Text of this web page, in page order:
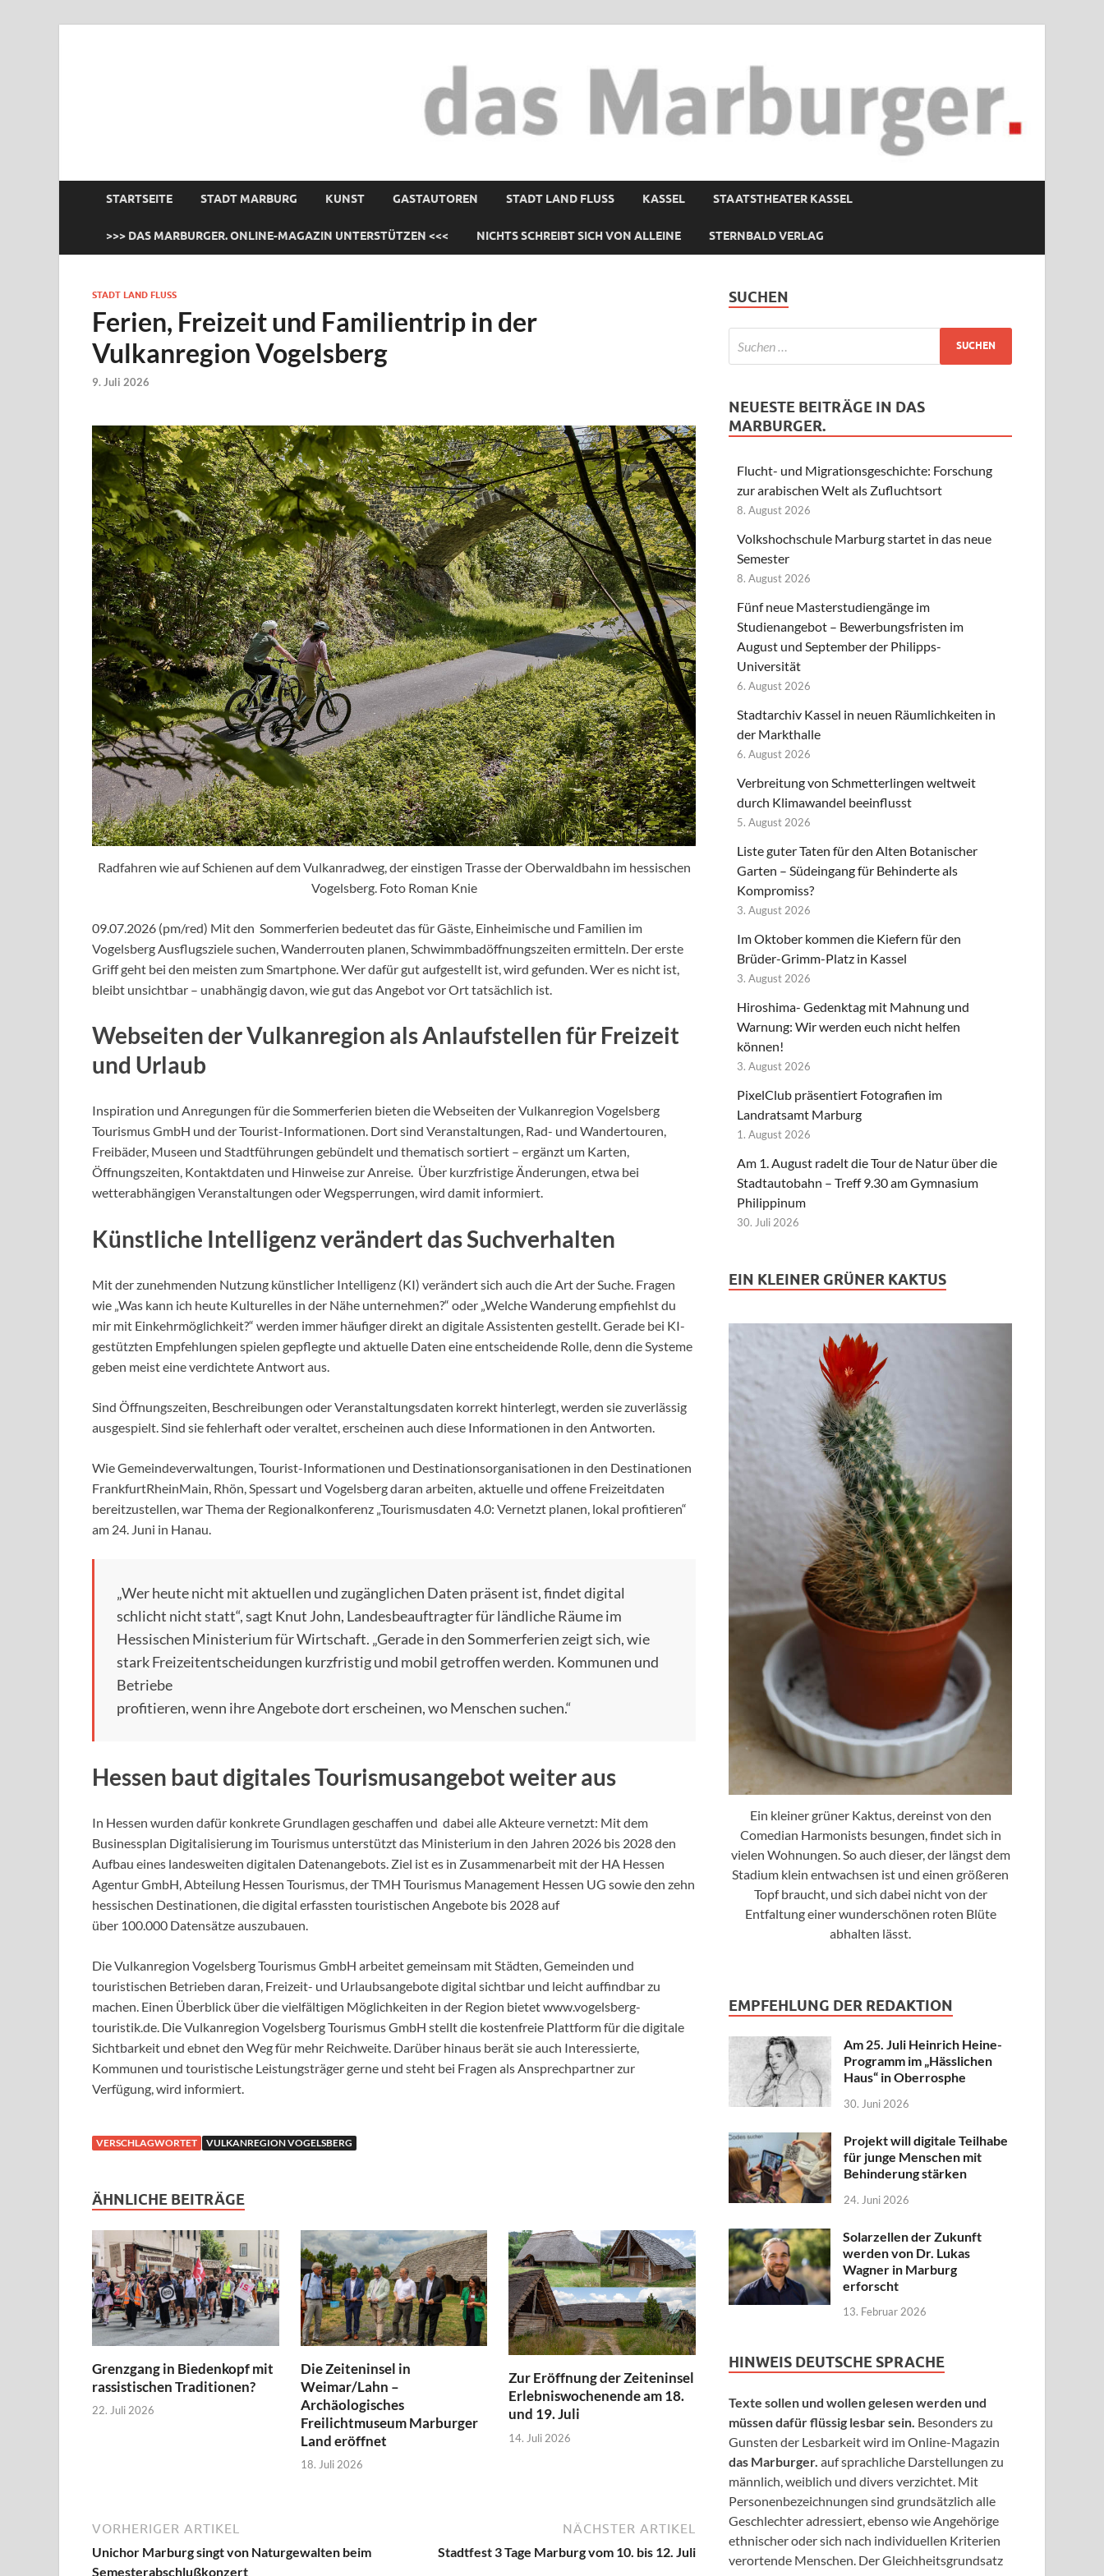
STARTSEITE STADT MARBURG KUNST GASTAUTOREN STADT LAND FLUSS KASSEL STAATSTHEATER KASSEL
>>> DAS MARBURGER. ONLINE-MAGAZIN UNTERSTÜTZEN <<< NICHTS SCHREIBT SICH VON ALLEINE STERNBALD VERLAG
STADT LAND FLUSS
Ferien, Freizeit und Familientrip in der
Vulkanregion Vogelsberg
9. Juli 2026
Radfahren wie auf Schienen auf dem Vulkanradweg, der einstigen Trasse der Oberwaldbahn im hessischen
Vogelsberg. Foto Roman Knie
09.07.2026 (pm/red) Mit den Sommerferien bedeutet das für Gäste, Einheimische und Familien im
Vogelsberg Ausflugsziele suchen, Wanderrouten planen, Schwimmbadöffnungszeiten ermitteln. Der erste
Griff geht bei den meisten zum Smartphone. Wer dafür gut aufgestellt ist, wird gefunden. Wer es nicht ist,
bleibt unsichtbar – unabhängig davon, wie gut das Angebot vor Ort tatsächlich ist.
Webseiten der Vulkanregion als Anlaufstellen für Freizeit
und Urlaub
Inspiration und Anregungen für die Sommerferien bieten die Webseiten der Vulkanregion Vogelsberg
Tourismus GmbH und der Tourist-Informationen. Dort sind Veranstaltungen, Rad- und Wandertouren,
Freibäder, Museen und Stadtführungen gebündelt und thematisch sortiert – ergänzt um Karten,
Öffnungszeiten, Kontaktdaten und Hinweise zur Anreise. Über kurzfristige Änderungen, etwa bei
wetterabhängigen Veranstaltungen oder Wegsperrungen, wird damit informiert.
Künstliche Intelligenz verändert das Suchverhalten
Mit der zunehmenden Nutzung künstlicher Intelligenz (KI) verändert sich auch die Art der Suche. Fragen
wie „Was kann ich heute Kulturelles in der Nähe unternehmen?“ oder „Welche Wanderung empfiehlst du
mir mit Einkehrmöglichkeit?“ werden immer häufiger direkt an digitale Assistenten gestellt. Gerade bei KI-
gestützten Empfehlungen spielen gepflegte und aktuelle Daten eine entscheidende Rolle, denn die Systeme
geben meist eine verdichtete Antwort aus.
Sind Öffnungszeiten, Beschreibungen oder Veranstaltungsdaten korrekt hinterlegt, werden sie zuverlässig
ausgespielt. Sind sie fehlerhaft oder veraltet, erscheinen auch diese Informationen in den Antworten.
Wie Gemeindeverwaltungen, Tourist-Informationen und Destinationsorganisationen in den Destinationen
FrankfurtRheinMain, Rhön, Spessart und Vogelsberg daran arbeiten, aktuelle und offene Freizeitdaten
bereitzustellen, war Thema der Regionalkonferenz „Tourismusdaten 4.0: Vernetzt planen, lokal profitieren“
am 24. Juni in Hanau.
„Wer heute nicht mit aktuellen und zugänglichen Daten präsent ist, findet digital
schlicht nicht statt“, sagt Knut John, Landesbeauftragter für ländliche Räume im
Hessischen Ministerium für Wirtschaft. „Gerade in den Sommerferien zeigt sich, wie
stark Freizeitentscheidungen kurzfristig und mobil getroffen werden. Kommunen und
Betriebe
profitieren, wenn ihre Angebote dort erscheinen, wo Menschen suchen.“
Hessen baut digitales Tourismusangebot weiter aus
In Hessen wurden dafür konkrete Grundlagen geschaffen und dabei alle Akteure vernetzt: Mit dem
Businessplan Digitalisierung im Tourismus unterstützt das Ministerium in den Jahren 2026 bis 2028 den
Aufbau eines landesweiten digitalen Datenangebots. Ziel ist es in Zusammenarbeit mit der HA Hessen
Agentur GmbH, Abteilung Hessen Tourismus, der TMH Tourismus Management Hessen UG sowie den zehn
hessischen Destinationen, die digital erfassten touristischen Angebote bis 2028 auf
über 100.000 Datensätze auszubauen.
Die Vulkanregion Vogelsberg Tourismus GmbH arbeitet gemeinsam mit Städten, Gemeinden und
touristischen Betrieben daran, Freizeit- und Urlaubsangebote digital sichtbar und leicht auffindbar zu
machen. Einen Überblick über die vielfältigen Möglichkeiten in der Region bietet www.vogelsberg-
touristik.de. Die Vulkanregion Vogelsberg Tourismus GmbH stellt die kostenfreie Plattform für die digitale
Sichtbarkeit und ebnet den Weg für mehr Reichweite. Darüber hinaus berät sie auch Interessierte,
Kommunen und touristische Leistungsträger gerne und steht bei Fragen als Ansprechpartner zur
Verfügung, wird informiert.
VERSCHLAGWORTET VULKANREGION VOGELSBERG
ÄHNLICHE BEITRÄGE
Grenzgang in Biedenkopf mit
rassistischen Traditionen?
22. Juli 2026
Die Zeiteninsel in
Weimar/Lahn –
Archäologisches
Freilichtmuseum Marburger
Land eröffnet
18. Juli 2026
Zur Eröffnung der Zeiteninsel
Erlebniswochenende am 18.
und 19. Juli
14. Juli 2026
VORHERIGER ARTIKEL
Unichor Marburg singt von Naturgewalten beim
Semesterabschlußkonzert
NÄCHSTER ARTIKEL
Stadtfest 3 Tage Marburg vom 10. bis 12. Juli
SUCHEN
NEUESTE BEITRÄGE IN DAS
MARBURGER.
Flucht- und Migrationsgeschichte: Forschung
zur arabischen Welt als Zufluchtsort
8. August 2026
Volkshochschule Marburg startet in das neue
Semester
8. August 2026
Fünf neue Masterstudiengänge im
Studienangebot – Bewerbungsfristen im
August und September der Philipps-
Universität
6. August 2026
Stadtarchiv Kassel in neuen Räumlichkeiten in
der Markthalle
6. August 2026
Verbreitung von Schmetterlingen weltweit
durch Klimawandel beeinflusst
5. August 2026
Liste guter Taten für den Alten Botanischer
Garten – Südeingang für Behinderte als
Kompromiss?
3. August 2026
Im Oktober kommen die Kiefern für den
Brüder-Grimm-Platz in Kassel
3. August 2026
Hiroshima- Gedenktag mit Mahnung und
Warnung: Wir werden euch nicht helfen
können!
3. August 2026
PixelClub präsentiert Fotografien im
Landratsamt Marburg
1. August 2026
Am 1. August radelt die Tour de Natur über die
Stadtautobahn – Treff 9.30 am Gymnasium
Philippinum
30. Juli 2026
EIN KLEINER GRÜNER KAKTUS
Ein kleiner grüner Kaktus, dereinst von den
Comedian Harmonists besungen, findet sich in
vielen Wohnungen. So auch dieser, der längst dem
Stadium klein entwachsen ist und einen größeren
Topf braucht, und sich dabei nicht von der
Entfaltung einer wunderschönen roten Blüte
abhalten lässt.
EMPFEHLUNG DER REDAKTION
Am 25. Juli Heinrich Heine-
Programm im „Hässlichen
Haus“ in Oberrosphe
30. Juni 2026
Projekt will digitale Teilhabe
für junge Menschen mit
Behinderung stärken
24. Juni 2026
Solarzellen der Zukunft
werden von Dr. Lukas
Wagner in Marburg
erforscht
13. Februar 2026
HINWEIS DEUTSCHE SPRACHE
Texte sollen und wollen gelesen werden und
müssen dafür flüssig lesbar sein. Besonders zu
Gunsten der Lesbarkeit wird im Online-Magazin
das Marburger. auf sprachliche Darstellungen zu
männlich, weiblich und divers verzichtet. Mit
Personenbezeichnungen sind grundsätzlich alle
Geschlechter adressiert, ebenso wie Angehörige
ethnischer oder sich nach individuellen Kriterien
verortende Menschen. Der Gleichheitsgrundsatz